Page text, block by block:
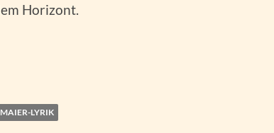
Horizont.
LYRIK